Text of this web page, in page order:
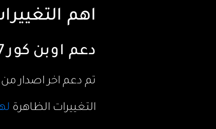
اهم
دعم اوبن كور 0.6.7
تم دعم اخر اصدار
التغييرات الظاهرة